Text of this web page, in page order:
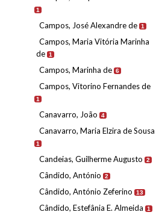
1
Campos, José Alexandre de 1
Campos, Maria Vitória Marinha
de 1
Campos, Marinha de 6
Campos, Vitorino Fernandes de
1
Canavarro, João 4
Canavarro, Maria Elzira de Sousa
1
Candeias, Guilherme Augusto 2
Cândido, António 2
Cândido, António Zeferino 13
Cândido, Estefânia E. Almeida 1